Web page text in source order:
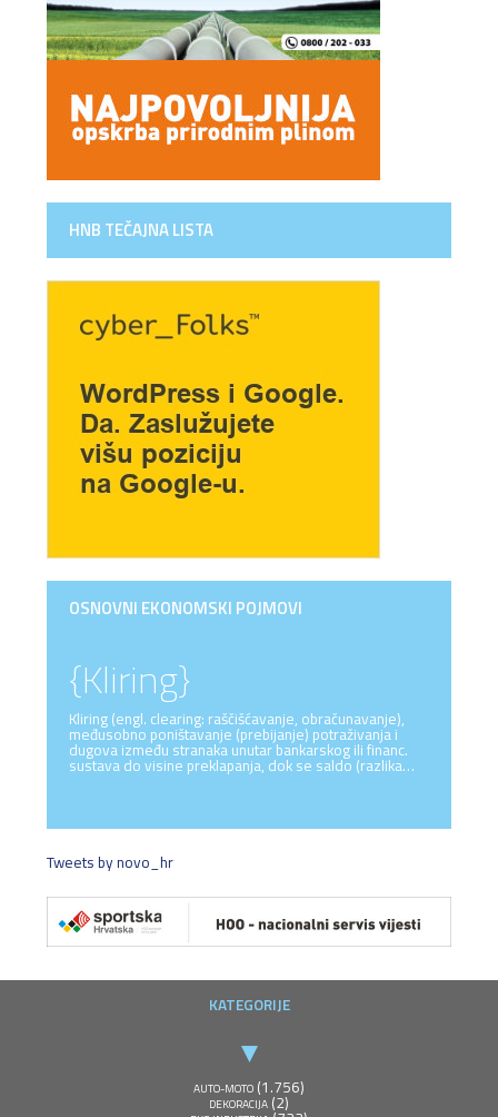
HNB TEČAJNA LISTA
OSNOVNI EKONOMSKI POJMOVI
{Kliring}
Kliring (engl. clearing: raščišćavanje, obračunavanje),
međusobno poništavanje (prebijanje) potraživanja i
dugova između stranaka unutar bankarskog ili financ.
sustava do visine preklapanja, dok se saldo (razlika…
Tweets by novo_hr
KATEGORIJE
AUTO-MOTO (1.756)
DEKORACIJA (2)